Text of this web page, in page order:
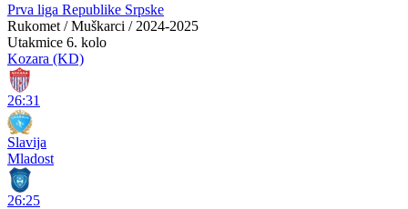
Prva liga Republike Srpske
Rukomet / Muškarci / 2024-2025
Utakmice 6. kolo
Kozara (KD)
26:31
Slavija
Mladost
26:25